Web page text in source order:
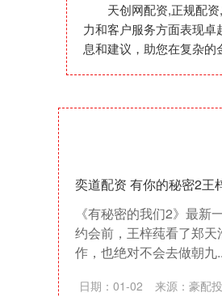
天创网配资,正规配
力和客户服务方面表现
息和建议，助您在复杂的
奕道配资 有你的秘密2王
《有秘密的我们2》最
约会前，王梓莼看了郑
作，也绝对不会去做朝九
日期：01-02 来源：豪配